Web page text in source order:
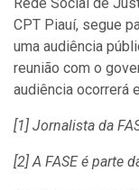
CPT Piauí, segue
uma audiência
reunião com o
audiência ocorrerá
[1] Jornalista da
[2] A FASE é parte